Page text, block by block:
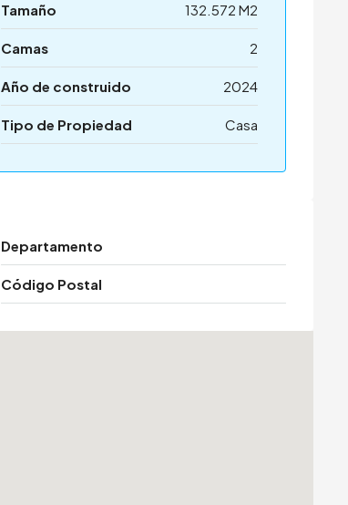
Tamaño 132.572 M2
Camas 2
Año de construido 2024
Tipo de Propiedad Casa
Departamento
Código Postal